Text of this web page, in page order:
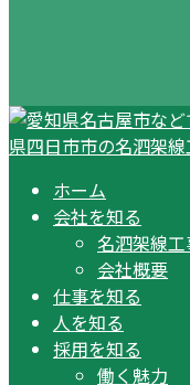
ホーム
会社を知る
名泗架線
会社概要
仕事を知る
人を知る
採用を知る
働く魅力